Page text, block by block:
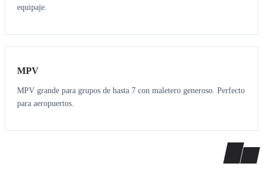
equipaje.
7 7
MPV
MPV grande para grupos de hasta 7 con maletero generoso. Perfecto
para aeropuertos.